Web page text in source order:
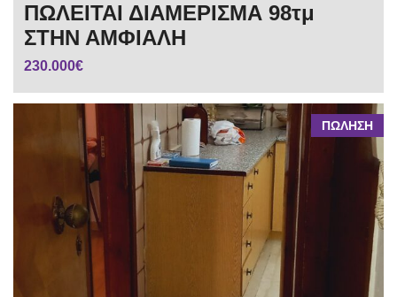
ΠΩΛΕΙΤΑΙ ΔΙΑΜΕΡΙΣΜΑ 98τμ
ΣΤΗΝ ΑΜΦΙΑΛΗ
230.000€
ΠΩΛΗΣΗ